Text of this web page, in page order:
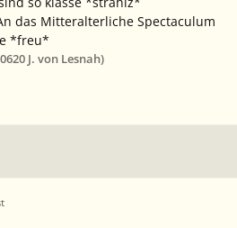
das Mitteralterliche Spectaculum
*freu*
20 J. von Lesnah)